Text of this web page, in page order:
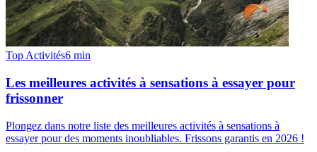
Top Activités6 min
Les meilleures activités à sensations à essayer pour
frissonner
Plongez dans notre liste des meilleures activités à sensations à
essayer pour des moments inoubliables. Frissons garantis en 2026 !